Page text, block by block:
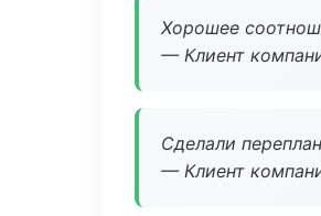
Хорошее
— Клиент
Сделали
— Клиент